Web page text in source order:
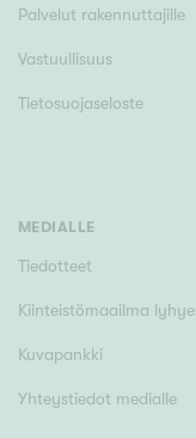
Arvokohteet
Kunto
Hyvä
Tyydyttävä
Välttävä
Palvelut rakennuttajille
Vastuullisuus
Tietosuojaseloste
MEDIALLE
Tiedotteet
Kiinteistömaailma
Kuvapankki
Yhteystiedot medialle